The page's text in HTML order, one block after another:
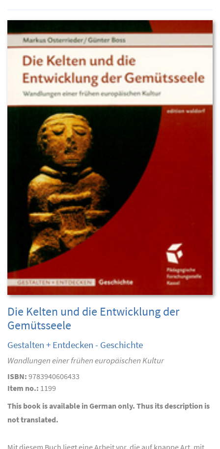
Die Kelten und die Entwicklung der
Gemütsseele
Gestalten + Entdecken - Geschichte
Wandlungen einer frühen europäischen Kultur
ISBN: 9783940606433
Item no.: 1199
This book is available in German only. Thus its description is
not translated.
Mit diesem Buch liegt eine Arbeit vor, die auf knappe Art, mit